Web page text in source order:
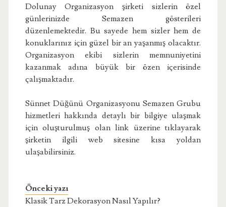
Dolunay Organizasyon şirketi sizlerin özel
günlerinizde Semazen gösterileri
düzenlemektedir. Bu sayede hem sizler hem de
konuklarınız için güzel bir an yaşanmış olacaktır.
Organizasyon ekibi sizlerin memnuniyetini
kazanmak adına büyük bir özen içerisinde
çalışmaktadır.
Sünnet Düğünü Organizasyonu Semazen Grubu
hizmetleri hakkında detaylı bir bilgiye ulaşmak
için oluşturulmuş olan link üzerine tıklayarak
şirketin ilgili web sitesine kısa yoldan
ulaşabilirsiniz.
Önceki yazı
Klasik Tarz Dekorasyon Nasıl Yapılır?